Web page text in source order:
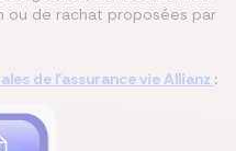
ou de rachat proposées par
de l'assurance vie Allianz :